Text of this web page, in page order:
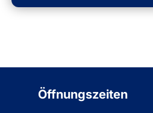
Öffnungszeiten